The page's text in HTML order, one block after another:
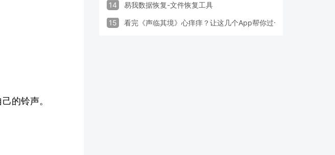
的铃声。
14 易我数据恢复-文件恢复工具
15 看完《声临其境》心痒痒？让这几个App帮你过一把配音瘾